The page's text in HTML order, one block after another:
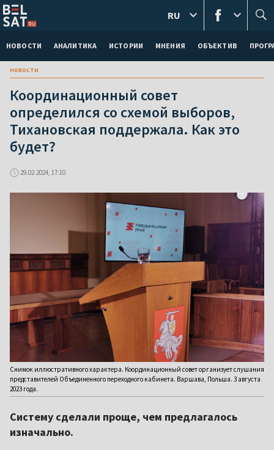
НОВОСТИ АНАЛИТИКА ИСТОРИИ МНЕНИЯ ОБЪЕКТИВ
RU
новости
Координационный совет
определился со схемой выборов,
Тихановская поддержала. Как это
будет?
29.02.2024, 17:10
Снимок иллюстративного характера. Координационный совет организует слушания
представителей Объединенного переходного кабинета. Варшава, Польша. 3 августа
2023 года.
Систему сделали проще, чем предлагалось
изначально.